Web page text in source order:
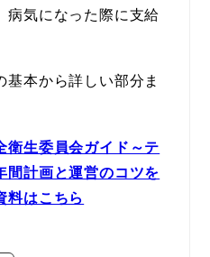
病気になった際に支給
本から詳しい部分ま
衛生委員会ガイド～テ
間計画と運営のコツを
料はこちら